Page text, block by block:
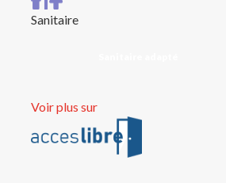
Sanitaire
Voir plus sur